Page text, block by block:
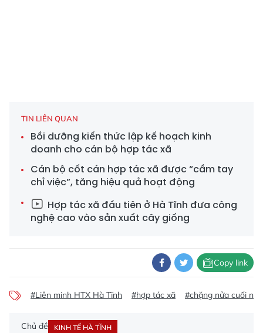
TIN LIÊN QUAN
Bồi dưỡng kiến thức lập kế hoạch kinh
doanh cho cán bộ hợp tác xã
Cán bộ cốt cán hợp tác xã được “cầm tay
chỉ việc”, tăng hiệu quả hoạt động
Hợp tác xã đầu tiên ở Hà Tĩnh đưa công
nghệ cao vào sản xuất cây giống
Copy link
#Liên minh HTX Hà Tĩnh #hợp tác xã #chặng nửa cuối
Chủ đề KINH TẾ HÀ TĨNH